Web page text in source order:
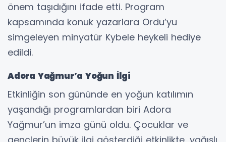
önem taşıdığını ifade etti. Program
kapsamında konuk yazarlara Ordu’yu
simgeleyen minyatür Kybele heykeli hediye
edildi.
Adora Yağmur’a Yoğun İlgi
Etkinliğin son gününde en yoğun katılımın
yaşandığı programlardan biri Adora
Yağmur’un imza günü oldu. Çocuklar ve